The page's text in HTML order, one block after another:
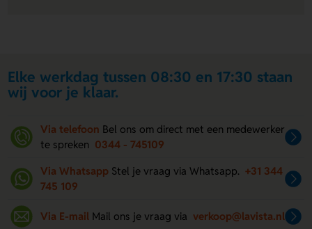
Elke werkdag tussen 08:30 en 17:30 staan
wij voor je klaar.
Via telefoon Bel ons om direct met een medewerker
te spreken 0344 - 745109
Via Whatsapp Stel je vraag via Whatsapp. +31 344
745 109
Via E-mail Mail ons je vraag via verkoop@lavista.nl